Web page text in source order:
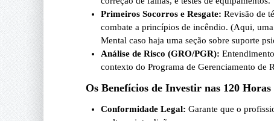
Primeiros Socorros e Resgate: Revisão de
combate a princípios de incêndio. (Aqui,
Mental caso haja uma seção sobre suporte
Análise de Risco (GRO/PGR):
contexto do Programa de Gerenciamento de
Os Benefícios de Investir nas 120 Horas
Conformidade Legal: Garante que o